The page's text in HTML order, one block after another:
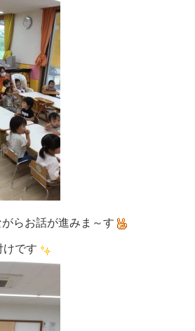
らお話が進みま～す
けです